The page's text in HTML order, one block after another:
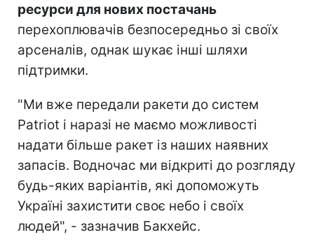
ресурси для нових постачань
перехоплювачів безпосередньо зі своїх
арсеналів, однак шукає інші шляхи
підтримки.
"Ми вже передали ракети до систем
Patriot і наразі не маємо можливості
надати більше ракет із наших наявних
запасів. Водночас ми відкриті до розгляду
будь-яких варіантів, які допоможуть
Україні захистити своє небо і своїх
людей", - зазначив Бакхейс.